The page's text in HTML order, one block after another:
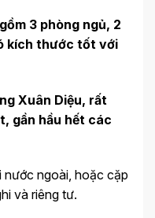
3 phòng ngủ, 2
kích thước tốt với
Xuân Diệu, rất
gần hầu hết các
nước ngoài, hoặc cặp
và riêng tư.